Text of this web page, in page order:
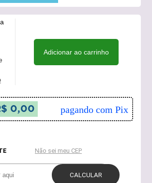
Adicionar ao carrinho
0,00 pagando com Pix